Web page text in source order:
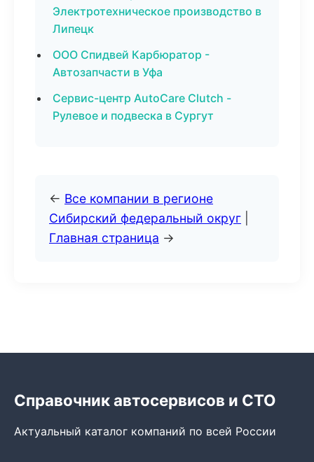
Электротехническое производство в
Липецк
ООО Спидвей Карбюратор -
Автозапчасти в Уфа
Сервис-центр AutoCare Clutch -
Рулевое и подвеска в Сургут
← Все компании в регионе
Сибирский федеральный округ
Главная страница →
Справочник автосервисов и СТО
Актуальный каталог компаний по всей России